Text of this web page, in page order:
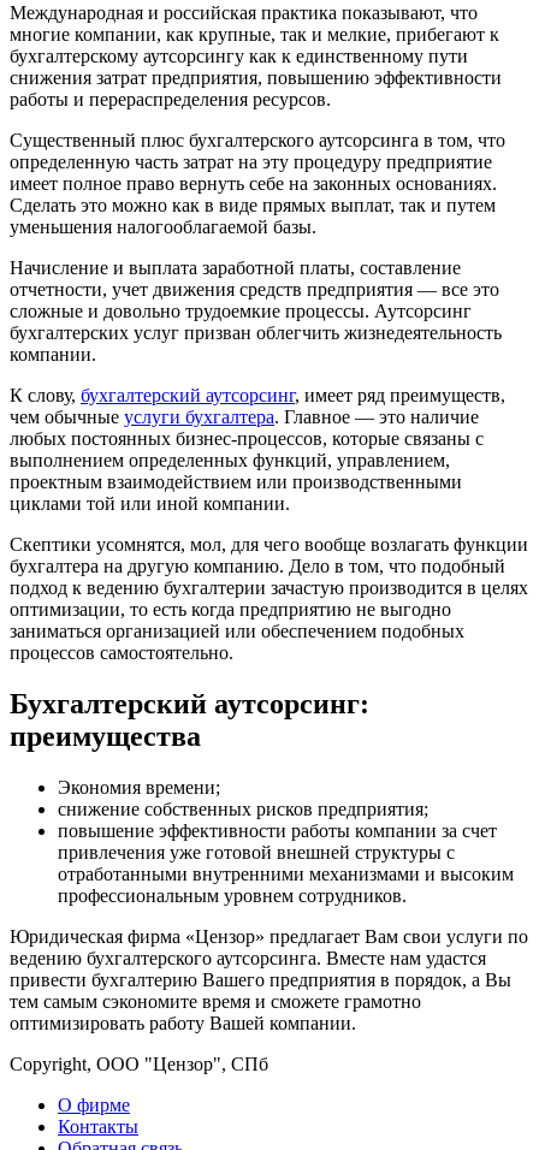
Международная и российская практика показывают, что
многие компании, как крупные, так и мелкие, прибегают к
бухгалтерскому аутсорсингу как к единственному пути
снижения затрат предприятия, повышению эффективности
работы и перераспределения ресурсов.
Существенный плюс бухгалтерского аутсорсинга в том, что
определенную часть затрат на эту процедуру предприятие
имеет полное право вернуть себе на законных основаниях.
Сделать это можно как в виде прямых выплат, так и путем
уменьшения налогооблагаемой базы.
Начисление и выплата заработной платы, составление
отчетности, учет движения средств предприятия — все это
сложные и довольно трудоемкие процессы. Аутсорсинг
бухгалтерских услуг призван облегчить жизнедеятельность
компании.
К слову, бухгалтерский аутсорсинг, имеет ряд преимуществ,
чем обычные услуги бухгалтера. Главное — это наличие
любых постоянных бизнес-процессов, которые связаны с
выполнением определенных функций, управлением,
проектным взаимодействием или производственными
циклами той или иной компании.
Скептики усомнятся, мол, для чего вообще возлагать функции
бухгалтера на другую компанию. Дело в том, что подобный
подход к ведению бухгалтерии зачастую производится в целях
оптимизации, то есть когда предприятию не выгодно
заниматься организацией или обеспечением подобных
процессов самостоятельно.
Бухгалтерский аутсорсинг:
преимущества
Экономия времени;
снижение собственных рисков предприятия;
повышение эффективности работы компании за счет
привлечения уже готовой внешней структуры с
отработанными внутренними механизмами и высоким
профессиональным уровнем сотрудников.
Юридическая фирма «Цензор» предлагает Вам свои услуги по
ведению бухгалтерского аутсорсинга. Вместе нам удастся
привести бухгалтерию Вашего предприятия в порядок, а Вы
тем самым сэкономите время и сможете грамотно
оптимизировать работу Вашей компании.
Copyright, ООО "Цензор", СПб
О фирме
Контакты